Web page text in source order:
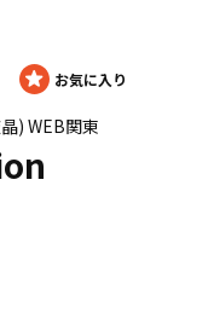
) WEB関東